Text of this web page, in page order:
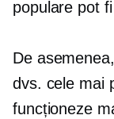
populare pot
De
dvs. cele mai
funcționeze